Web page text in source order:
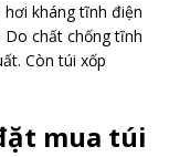
kháng tĩnh điện
chất chống tĩnh
Còn túi xốp
mua túi